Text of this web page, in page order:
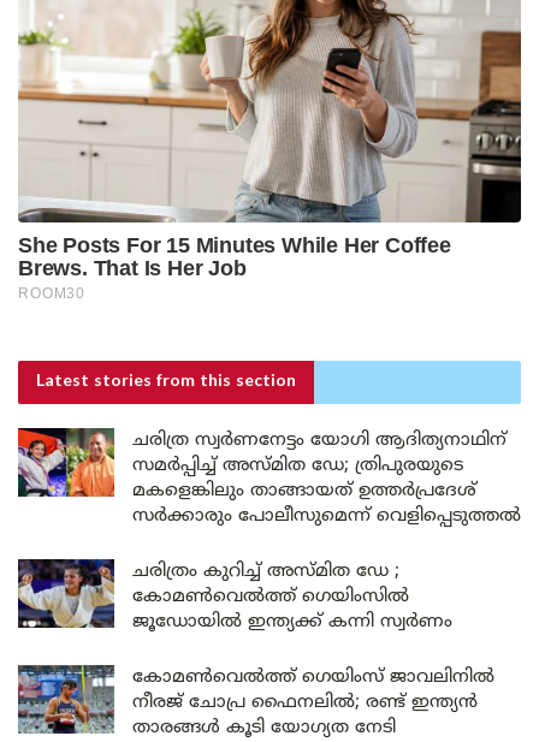
Latest stories from this section
ചരിത്ര സ്വർണനേട്ടം യോഗി ആദിത്യനാഥിന്
സമർപ്പിച്ച് അസ്മിത ഡേ; ത്രിപുരയുടെ
മകളെങ്കിലും താങ്ങായത് ഉത്തർപ്രദേശ്
സർക്കാരും പോലീസുമെന്ന് വെളിപ്പെടുത്തൽ
ചരിത്രം കുറിച്ച് അസ്മിത ഡേ ;
കോമൺവെൽത്ത് ഗെയിംസിൽ
ജൂഡോയിൽ ഇന്ത്യക്ക് കന്നി സ്വർണം
കോമൺവെൽത്ത് ഗെയിംസ് ജാവലിനിൽ
നീരജ് ചോപ്ര ഫൈനലിൽ; രണ്ട് ഇന്ത്യൻ
താരങ്ങൾ കൂടി യോഗ്യത നേടി